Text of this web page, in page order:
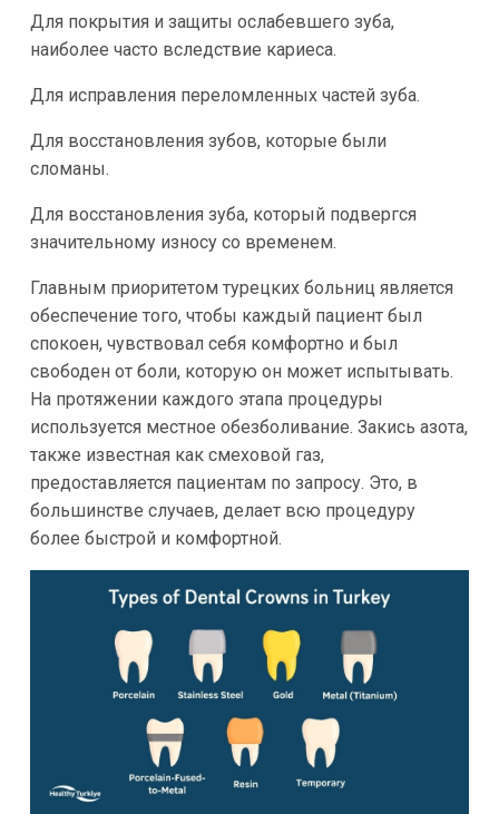
Для покрытия и защиты ослабевшего зуба,
наиболее часто вследствие кариеса.
Для исправления переломленных частей зуба.
Для восстановления зубов, которые были
сломаны.
Для восстановления зуба, который подвергся
значительному износу со временем.
Главным приоритетом турецких больниц является
обеспечение того, чтобы каждый пациент был
спокоен, чувствовал себя комфортно и был
свободен от боли, которую он может испытывать.
На протяжении каждого этапа процедуры
используется местное обезболивание. Закись азота,
также известная как смеховой газ,
предоставляется пациентам по запросу. Это, в
большинстве случаев, делает всю процедуру
более быстрой и комфортной.